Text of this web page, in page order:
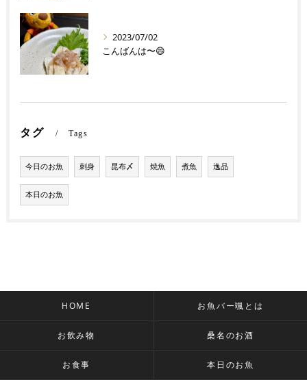
2023/07/02
こんばんは〜😄
タグ Tags
今日のお魚 刺身 昆布〆 焼魚 煮魚 逸品
本日のお魚
HOME お魚バー颯とは
お飲み物 桑名のお酒
お食事 本日のお魚